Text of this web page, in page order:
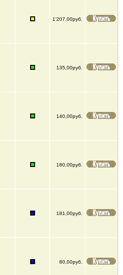
1'207,00руб.
135,00руб.
140,00руб.
180,00руб.
181,00руб.
80,00руб.